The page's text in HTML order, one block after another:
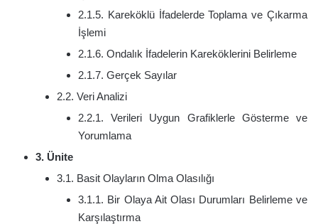
2.1.5. Kareköklü İfadelerde Toplama ve Çıkarma
İşlemi
2.1.6. Ondalık İfadelerin Kareköklerini Belirleme
2.1.7. Gerçek Sayılar
2.2. Veri Analizi
2.2.1. Verileri Uygun Grafiklerle Gösterme ve
Yorumlama
3. Ünite
3.1. Basit Olayların Olma Olasılığı
3.1.1. Bir Olaya Ait Olası Durumları Belirleme ve
Karşılaştırma